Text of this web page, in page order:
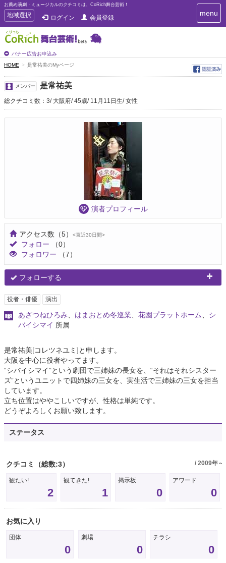
お薦め演劇・ミュージカルのクチコミは、CoRich舞台芸術！
T
o
g
g
e
n
a
v
i
g
a
t
地域選択 ログイン 会員登録
バナー広告お申込み
T
o
e
n
menu
HOME 是常祐美のMyページ
メンバー 是常祐美
総クチコミ数：3 大阪府 45歳 11月11日生 女性
演者プロフィール
アクセス数 （5） <直近30日間>
フォロー
（0）
フォロワー
（7）
フォローする
役者・俳優 演出
あざつねひろみ はまおとめ冬巡業 花園プラットホーム
シ
バイシマイ 所属
是常祐美[コレツネユミ]と申します。
大阪を中心に役者やってます。
“シバイシマイ”という劇団で三姉妹の長女を、“それはそれシスター
ズ”というユニットで四姉妹の三女を、実生活で三姉妹の三女を担当
しています。
立ち位置はややこしいですが、性格は単純です。
どうぞよろしくお願い致します。
ステータス
クチコミ （総数:3） / 2009年～
観たい!
2
観てきた!
1
掲示板
0
アワード
0
お気に入り
団体
0
劇場
0
チラシ
0